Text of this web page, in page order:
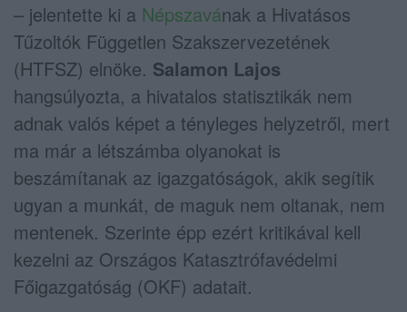
– jelentette ki a Népszavának a Hivatásos
Tűzoltók Független Szakszervezetének
(HTFSZ) elnöke. Salamon Lajos
hangsúlyozta, a hivatalos statisztikák nem
adnak valós képet a tényleges helyzetről, mert
ma már a létszámba olyanokat is
beszámítanak az igazgatóságok, akik segítik
ugyan a munkát, de maguk nem oltanak, nem
mentenek. Szerinte épp ezért kritikával kell
kezelni az Országos Katasztrófavédelmi
Főigazgatóság (OKF) adatait.